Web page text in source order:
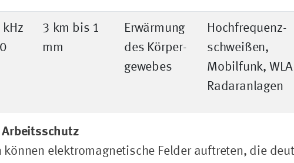
3 km bis 1
mm
Erwärmung
des Körper­
gewebes
Hochfrequenz­
schweißen,
Mobilfunk,
Radaranlagen
Arbeitsschutz
können elektromagnetische Felder auftreten, die